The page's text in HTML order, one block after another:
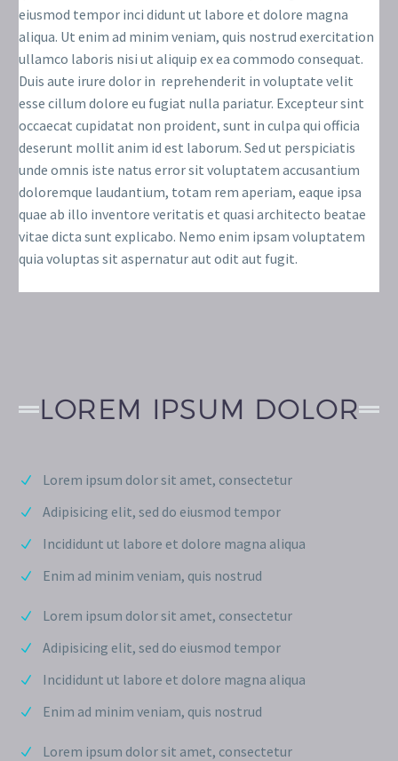
eiusmod tempor inci didunt ut labore et dolore magna
aliqua. Ut enim ad minim veniam, quis nostrud exercitation
ullamco laboris nisi ut aliquip ex ea commodo consequat.
Duis aute irure dolor in reprehenderit in voluptate velit
esse cillum dolore eu fugiat nulla pariatur. Excepteur sint
occaecat cupidatat non proident, sunt in culpa qui officia
deserunt mollit anim id est laborum. Sed ut perspiciatis
unde omnis iste natus error sit voluptatem accusantium
doloremque laudantium, totam rem aperiam, eaque ipsa
quae ab illo inventore veritatis et quasi architecto beatae
vitae dicta sunt explicabo. Nemo enim ipsam voluptatem
quia voluptas sit aspernatur aut odit aut fugit.
LOREM IPSUM DOLOR
Lorem ipsum dolor sit amet, consectetur
Adipisicing elit, sed do eiusmod tempor
Incididunt ut labore et dolore magna aliqua
Enim ad minim veniam, quis nostrud
Lorem ipsum dolor sit amet, consectetur
Adipisicing elit, sed do eiusmod tempor
Incididunt ut labore et dolore magna aliqua
Enim ad minim veniam, quis nostrud
Lorem ipsum dolor sit amet, consectetur